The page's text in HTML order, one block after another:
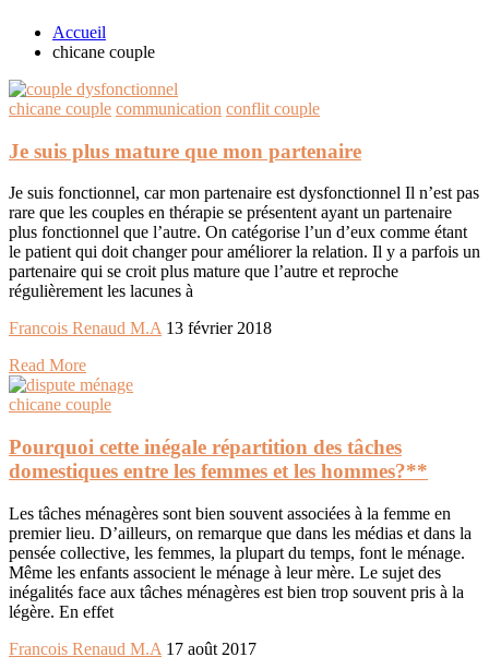
Accueil
chicane couple
chicane couple communication conflit couple
Je suis plus mature que mon partenaire
Je suis fonctionnel, car mon partenaire est dysfonctionnel Il n’est pas
rare que les couples en thérapie se présentent ayant un partenaire
plus fonctionnel que l’autre. On catégorise l’un d’eux comme étant
le patient qui doit changer pour améliorer la relation. Il y a parfois un
partenaire qui se croit plus mature que l’autre et reproche
régulièrement les lacunes à
Francois Renaud M.A 13 février 2018
Read More
chicane couple
Pourquoi cette inégale répartition des tâches
domestiques entre les femmes et les hommes?**
Les tâches ménagères sont bien souvent associées à la femme en
premier lieu. D’ailleurs, on remarque que dans les médias et dans la
pensée collective, les femmes, la plupart du temps, font le ménage.
Même les enfants associent le ménage à leur mère. Le sujet des
inégalités face aux tâches ménagères est bien trop souvent pris à la
légère. En effet
Francois Renaud M.A 17 août 2017